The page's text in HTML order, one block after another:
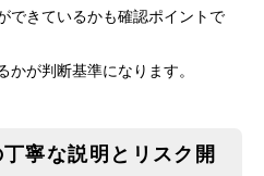
できているかも確認ポイントで
が判断基準になります。
寧な説明とリスク開